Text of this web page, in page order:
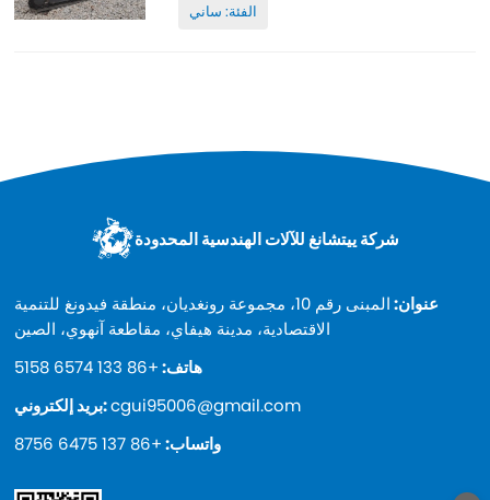
عمل منخفضة وطلاء أصلي ورخيص وعالي الجودة.
الفئة: ساني
شركة ييتشانغ للآلات الهندسية المحدودة
عنوان:
المبنى رقم 10، مجموعة رونغديان، منطقة فيدونغ للتنمية
الاقتصادية، مدينة هيفاي، مقاطعة آنهوي، الصين
هاتف:+86 133 6574 5158
بريد إلكتروني:cgui95006@gmail.com
واتساب:+86 137 6475 8756